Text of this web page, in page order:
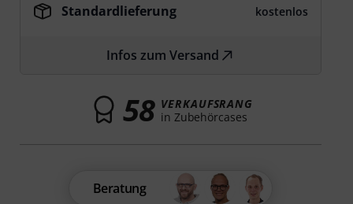
Standardlieferung kostenlos
Infos zum Versand
58 VERKAUFSRANG
in Zubehörcases
Beratung